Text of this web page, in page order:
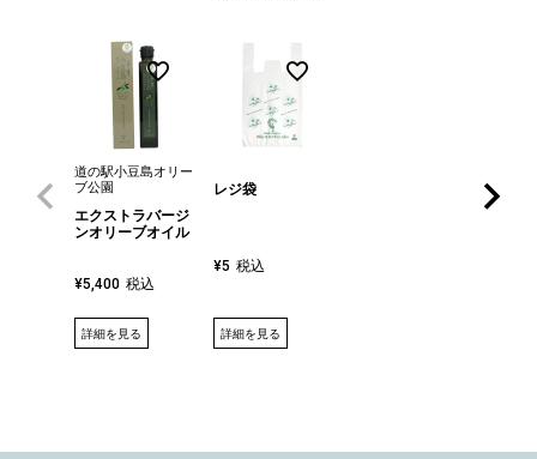
道の駅小豆島オリー
ブ公園
エクストラバージ
ンオリーブオイル
¥5,400 税込
詳細を見る
レジ袋
¥5 税込
詳細を見る